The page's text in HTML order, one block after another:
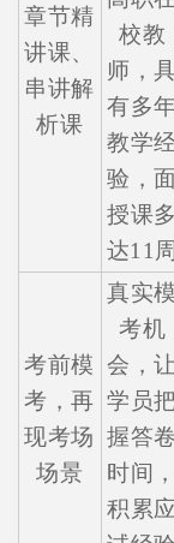
章节精
讲课、
串讲解
析课
校教
师，具
有多
教学
验，面
授课多
达11周
考前模
考，再
现考场
场景
真实模
考机
会，让
学员
握答卷
时间，
积累应